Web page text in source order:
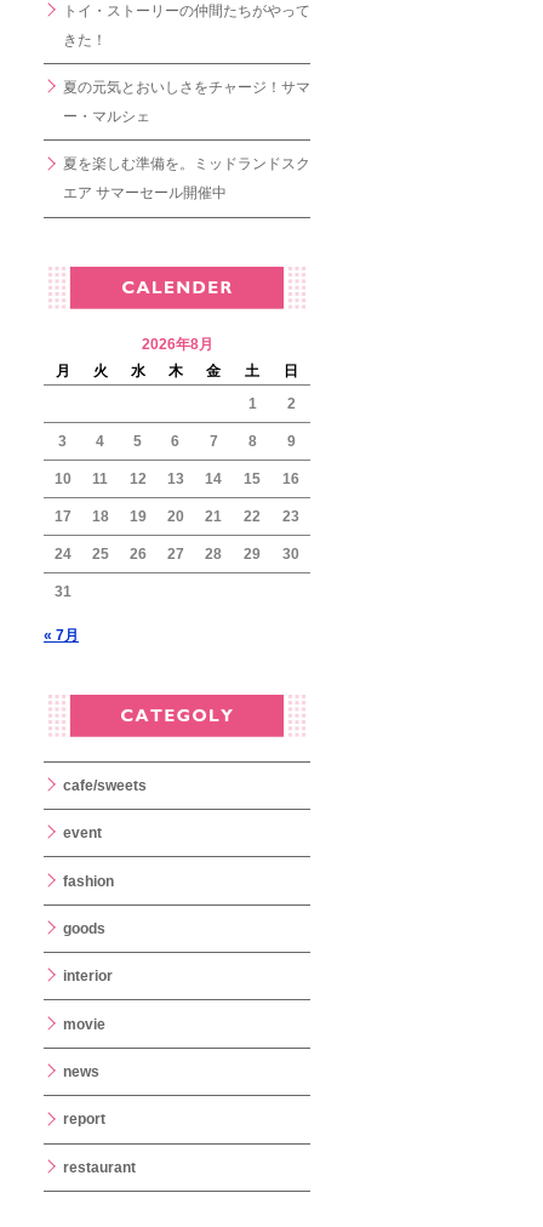
トイ・ストーリーの仲間たちがやって
きた！
夏の元気とおいしさをチャージ！サマ
ー・マルシェ
夏を楽しむ準備を。ミッドランドスク
エア サマーセール開催中
2026年8月
月
火 水 木 金 土
日
1
2
3 4 5 6 7 8 9
10 11 12 13 14 15 16
17 18 19 20 21 22 23
24 25 26 27 28 29 30
31
« 7月
cafe/sweets
event
fashion
goods
interior
movie
news
report
restaurant